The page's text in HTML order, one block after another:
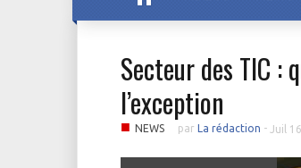
Secteur des TIC :
l’exception
■ NEWS par La rédaction - Juil